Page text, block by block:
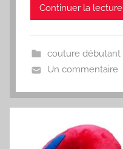
Continuer la lecture
couture débutant
Un commentaire